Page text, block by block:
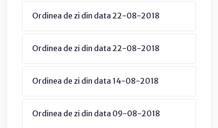
Ordinea de zi din data 22-08-2018
Ordinea de zi din data 22-08-2018
Ordinea de zi din data 14-08-2018
Ordinea de zi din data 09-08-2018